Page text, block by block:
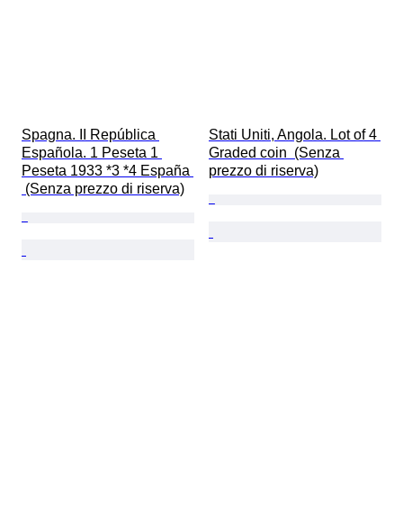
Spagna. II República
Española. 1 Peseta 1
Peseta 1933 *3 *4 España
(Senza prezzo di riserva)
Stati Uniti, Angola. Lot of 4
Graded coin  (Senza
prezzo di riserva)